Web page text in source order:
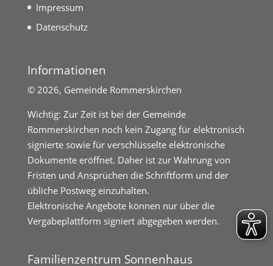
Impressum
Datenschutz
Informationen
© 2026, Gemeinde Rommerskirchen
Wichtig: Zur Zeit ist bei der Gemeinde
Rommerskirchen noch kein Zugang für elektronisch
signierte sowie für verschlüsselte elektronische
Dokumente eröffnet. Daher ist zur Wahrung von
Fristen und Ansprüchen die Schriftform und der
übliche Postweg einzuhalten.
Elektronische Angebote können nur über die
Vergabeplattform signiert abgegeben werden.
Familienzentrum Sonnenhaus